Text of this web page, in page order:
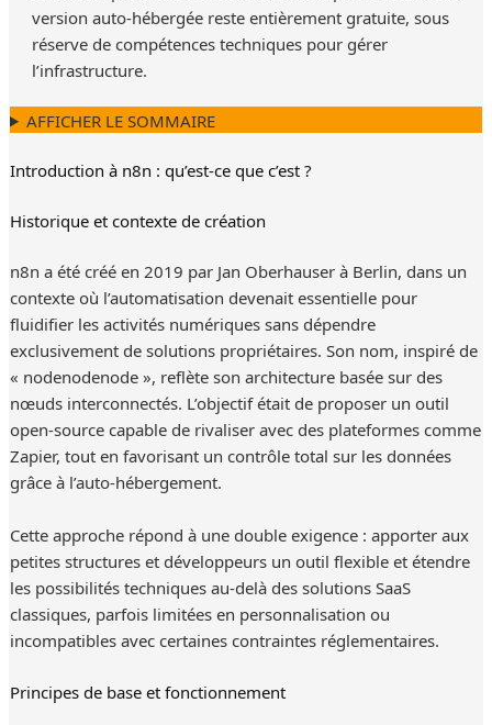
version auto-hébergée reste entièrement gratuite, sous
réserve de compétences techniques pour gérer
l’infrastructure.
AFFICHER LE SOMMAIRE
Introduction à n8n : qu’est-ce que c’est ?
Historique et contexte de création
n8n a été créé en 2019 par Jan Oberhauser à Berlin, dans un
contexte où l’automatisation devenait essentielle pour
fluidifier les activités numériques sans dépendre
exclusivement de solutions propriétaires. Son nom, inspiré de
« nodenodenode », reflète son architecture basée sur des
nœuds interconnectés. L’objectif était de proposer un outil
open-source capable de rivaliser avec des plateformes comme
Zapier, tout en favorisant un contrôle total sur les données
grâce à l’auto-hébergement.
Cette approche répond à une double exigence : apporter aux
petites structures et développeurs un outil flexible et étendre
les possibilités techniques au-delà des solutions SaaS
classiques, parfois limitées en personnalisation ou
incompatibles avec certaines contraintes réglementaires.
Principes de base et fonctionnement